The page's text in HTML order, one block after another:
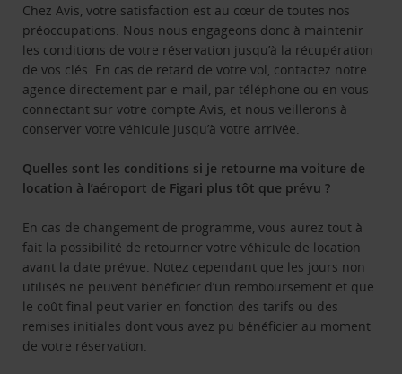
Chez Avis, votre satisfaction est au cœur de toutes nos
préoccupations. Nous nous engageons donc à maintenir
les conditions de votre réservation jusqu’à la récupération
de vos clés. En cas de retard de votre vol, contactez notre
agence directement par e-mail, par téléphone ou en vous
connectant sur votre compte Avis, et nous veillerons à
conserver votre véhicule jusqu’à votre arrivée.
Quelles sont les conditions si je retourne ma voiture de
location à l’aéroport de Figari plus tôt que prévu ?
En cas de changement de programme, vous aurez tout à
fait la possibilité de retourner votre véhicule de location
avant la date prévue. Notez cependant que les jours non
utilisés ne peuvent bénéficier d’un remboursement et que
le coût final peut varier en fonction des tarifs ou des
remises initiales dont vous avez pu bénéficier au moment
de votre réservation.